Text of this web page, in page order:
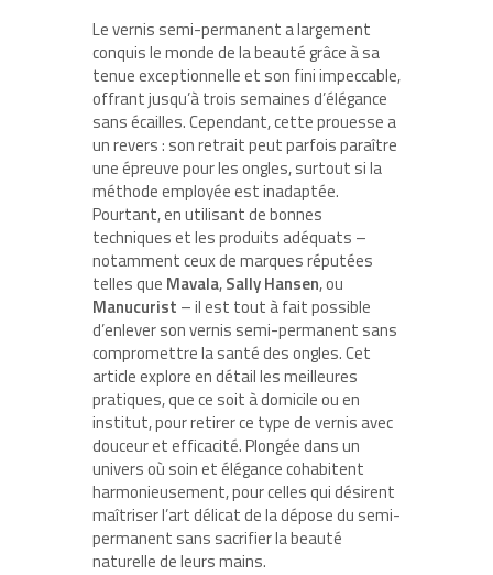
Le vernis semi-permanent a largement
conquis le monde de la beauté grâce à sa
tenue exceptionnelle et son fini impeccable,
offrant jusqu’à trois semaines d’élégance
sans écailles. Cependant, cette prouesse a
un revers : son retrait peut parfois paraître
une épreuve pour les ongles, surtout si la
méthode employée est inadaptée.
Pourtant, en utilisant de bonnes
techniques et les produits adéquats –
notamment ceux de marques réputées
telles que Mavala,Sally Hansen, ou
Manucurist – il est tout à fait possible
d’enlever son vernis semi-permanent sans
compromettre la santé des ongles. Cet
article explore en détail les meilleures
pratiques, que ce soit à domicile ou en
institut, pour retirer ce type de vernis avec
douceur et efficacité. Plongée dans un
univers où soin et élégance cohabitent
harmonieusement, pour celles qui désirent
maîtriser l’art délicat de la dépose du semi-
permanent sans sacrifier la beauté
naturelle de leurs mains.